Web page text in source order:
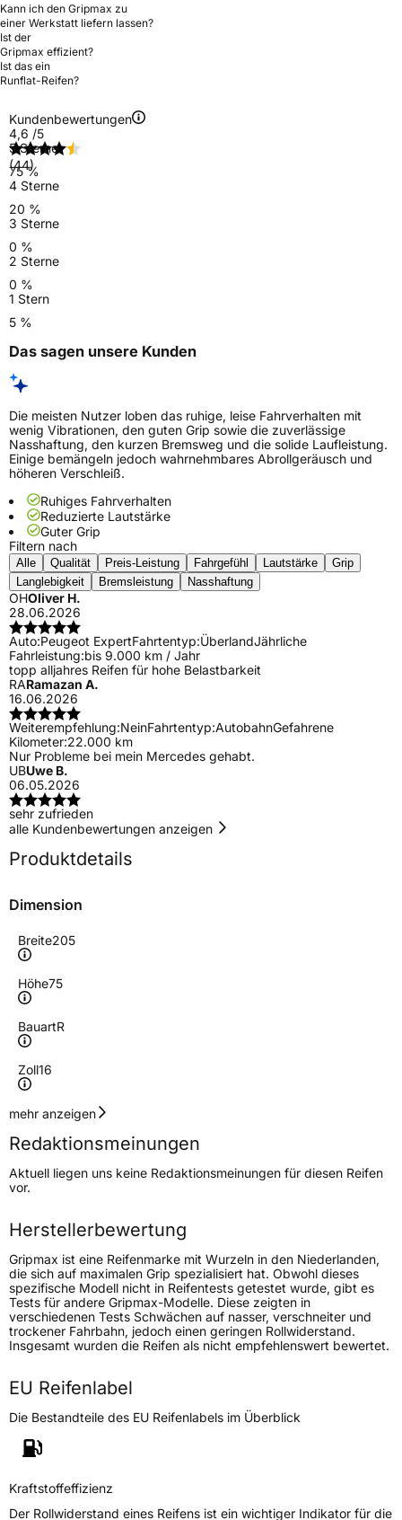
Kann ich den Gripmax zu
einer Werkstatt liefern lassen?
Ist der
Gripmax effizient?
Ist das ein
Runflat-Reifen?
Kundenbewertungen
4,6 /5
(44)
5 Sterne
75 %
4 Sterne
20 %
3 Sterne
0 %
2 Sterne
0 %
1 Stern
5 %
Das sagen unsere Kunden
Die meisten Nutzer loben das ruhige, leise Fahrverhalten mit
wenig Vibrationen, den guten Grip sowie die zuverlässige
Nasshaftung, den kurzen Bremsweg und die solide Laufleistung.
Einige bemängeln jedoch wahrnehmbares Abrollgeräusch und
höheren Verschleiß.
Ruhiges Fahrverhalten
Reduzierte Lautstärke
Guter Grip
Filtern nach
Alle Qualität Preis-Leistung Fahrgefühl Lautstärke
Grip
Langlebigkeit
Bremsleistung Nasshaftung
OHOliver H.
28.06.2026
Auto:Peugeot ExpertFahrtentyp:ÜberlandJährliche
Fahrleistung:bis 9.000 km / Jahr
topp alljahres Reifen für hohe Belastbarkeit
RARamazan A.
16.06.2026
Weiterempfehlung:NeinFahrtentyp:AutobahnGefahrene
Kilometer:22.000 km
Nur Probleme bei mein Mercedes gehabt.
UBUwe B.
06.05.2026
sehr zufrieden
alle Kundenbewertungen anzeigen
Produktdetails
Dimension
Breite205
Höhe75
BauartR
Zoll16
Geschwindigkeitsindex
Höchstgeschwindigkeit
190 km/h
Lastindex113
Höchstlast1150 kg
Generelle Merkmale
FahrzeugtypTransporter
VerwendungGanzjahresreifen
FahrzeugartTransporter
Weitere Eigenschaften
SchlauchtypTL
mehr anzeigen
Redaktionsmeinungen
Aktuell liegen uns keine Redaktionsmeinungen für diesen Reifen
vor.
Herstellerbewertung
Gripmax ist eine Reifenmarke mit Wurzeln in den Niederlanden,
die sich auf maximalen Grip spezialisiert hat. Obwohl dieses
spezifische Modell nicht in Reifentests getestet wurde, gibt es
Tests für andere Gripmax-Modelle. Diese zeigten in
verschiedenen Tests Schwächen auf nasser, verschneiter und
trockener Fahrbahn, jedoch einen geringen Rollwiderstand.
Insgesamt wurden die Reifen als nicht empfehlenswert bewertet.
EU Reifenlabel
Die Bestandteile des EU Reifenlabels im Überblick
Kraftstoffeffizienz
Der Rollwiderstand eines Reifens ist ein wichtiger Indikator für die